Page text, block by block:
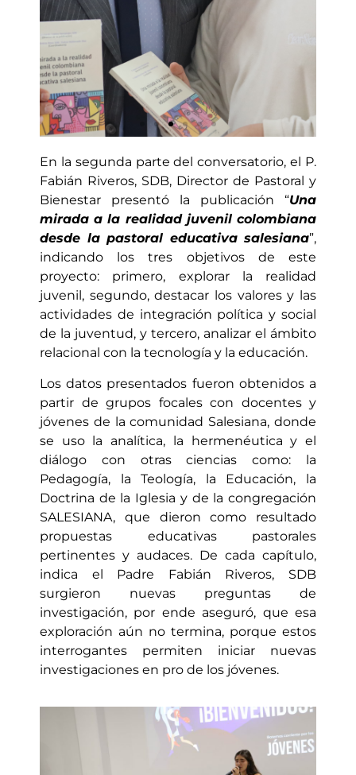
Presentación
del Libro
En la segunda parte del conversatorio, el P.
Fabián Riveros, SDB, Director de Pastoral y
Bienestar presentó la publicación “Una
mirada a la realidad juvenil colombiana
desde la pastoral educativa salesiana”,
indicando los tres objetivos de este
proyecto: primero, explorar la realidad
juvenil, segundo, destacar los valores y las
actividades de integración política y social
de la juventud, y tercero, analizar el ámbito
relacional con la tecnología y la educación.
Los datos presentados fueron obtenidos a
partir de grupos focales con docentes y
jóvenes de la comunidad Salesiana, donde
se uso la analítica, la hermenéutica y el
diálogo con otras ciencias como: la
Pedagogía, la Teología, la Educación, la
Doctrina de la Iglesia y de la congregación
SALESIANA, que dieron como resultado
propuestas educativas pastorales
pertinentes y audaces. De cada capítulo,
indica el Padre Fabián Riveros, SDB
surgieron nuevas preguntas de
investigación, por ende aseguró, que esa
exploración aún no termina, porque estos
interrogantes permiten iniciar nuevas
investigaciones en pro de los jóvenes.